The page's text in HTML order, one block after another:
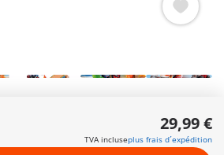
une moto ainsi que des accessoires.
29,99 €
TVA incluseplus frais d´expédition